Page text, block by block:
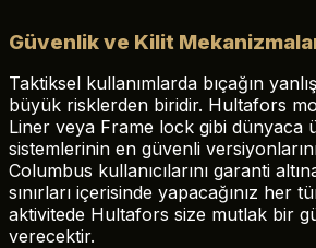
Güvenlik ve Kilit
Taktiksel kullanımlarda bıçağın
büyük risklerden biridir. Hultafors
Liner veya Frame lock gibi dünyaca
sistemlerinin en güvenli
Columbus kullanıcılarını garanti
sınırları içerisinde yapacağınız her
aktivitede Hultafors size mutlak bir
verecektir.